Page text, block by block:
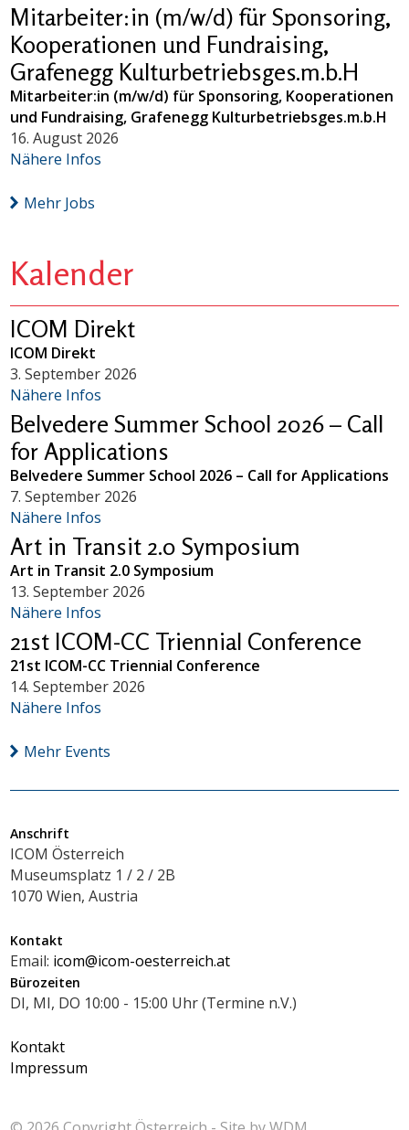
Mitarbeiter:in (m/w/d) für Sponsoring,
Kooperationen und Fundraising,
Grafenegg Kulturbetriebsges.m.b.H
Mitarbeiter:in (m/w/d) für Sponsoring, Kooperationen
und Fundraising, Grafenegg Kulturbetriebsges.m.b.H
16. August 2026
Nähere Infos
Mehr Jobs
Kalender
ICOM Direkt
ICOM Direkt
3. September 2026
Nähere Infos
Belvedere Summer School 2026 – Call
for Applications
Belvedere Summer School 2026 – Call for Applications
7. September 2026
Nähere Infos
Art in Transit 2.0 Symposium
Art in Transit 2.0 Symposium
13. September 2026
Nähere Infos
21st ICOM-CC Triennial Conference
21st ICOM-CC Triennial Conference
14. September 2026
Nähere Infos
Mehr Events
Anschrift
ICOM Österreich
Museumsplatz 1 / 2 / 2B
1070 Wien, Austria
Kontakt
Email: icom@icom-oesterreich.at
Bürozeiten
DI, MI, DO 10:00 - 15:00 Uhr (Termine n.V.)
Kontakt
Impressum